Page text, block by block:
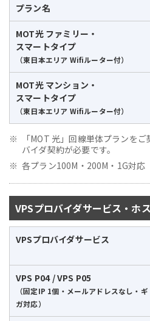
プラン名
MOT光 ファミリー・
スマートタイプ
（東日本エリア Wifiルーター付）
MOT光 マンション・
スマートタイプ
（東日本エリア Wifiルーター付）
「MOT 光」回線単体プランを
バイダ契約が必要です。
各プラン100M・200M・1G対応
VPSプロバイダサービス・ホ
VPSプロバイダサービス
VPS P04 / VPS P05
（固定IP 1個・メールアドレスなし・ギ
ガ対応）